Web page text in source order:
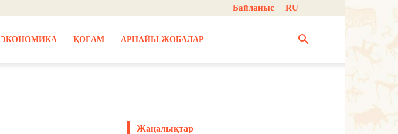
Байланыс RU
ЭКОНОМИКА ҚОҒАМ АРНАЙЫ ЖОБАЛАР
Жаңалықтар